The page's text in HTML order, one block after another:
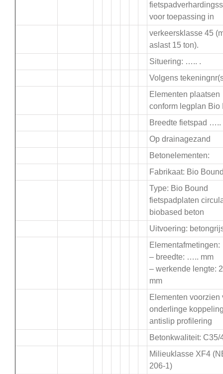
voor toepassing in
verkeersklasse 45
aslast 15 ton).
Situering: ….. .
Volgens
Elementen plaatsen
conform legplan Bio
Breedte fietspad …..
Op drainagezand
Betonelementen:
Fabrikaat: Bio
Type: Bio Bound
fietspadplaten
biobased beton
Uitvoering:
Elementafmetingen:
– breedte: ….. mm
– werkende lengte:
mm
Elementen voorzien
onderlinge
antislip profilering
Betonkwaliteit: C35/
Milieuklasse XF4
206-1)